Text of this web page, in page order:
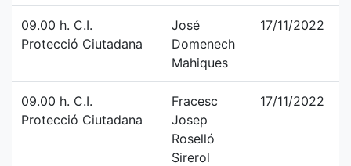
09.00 h. C.I.
Protecció Ciutadana
José
Domenech
Mahiques
17/11/2022
09.00 h. C.I.
Protecció Ciutadana
Fracesc
Josep
Roselló
Sirerol
17/11/2022